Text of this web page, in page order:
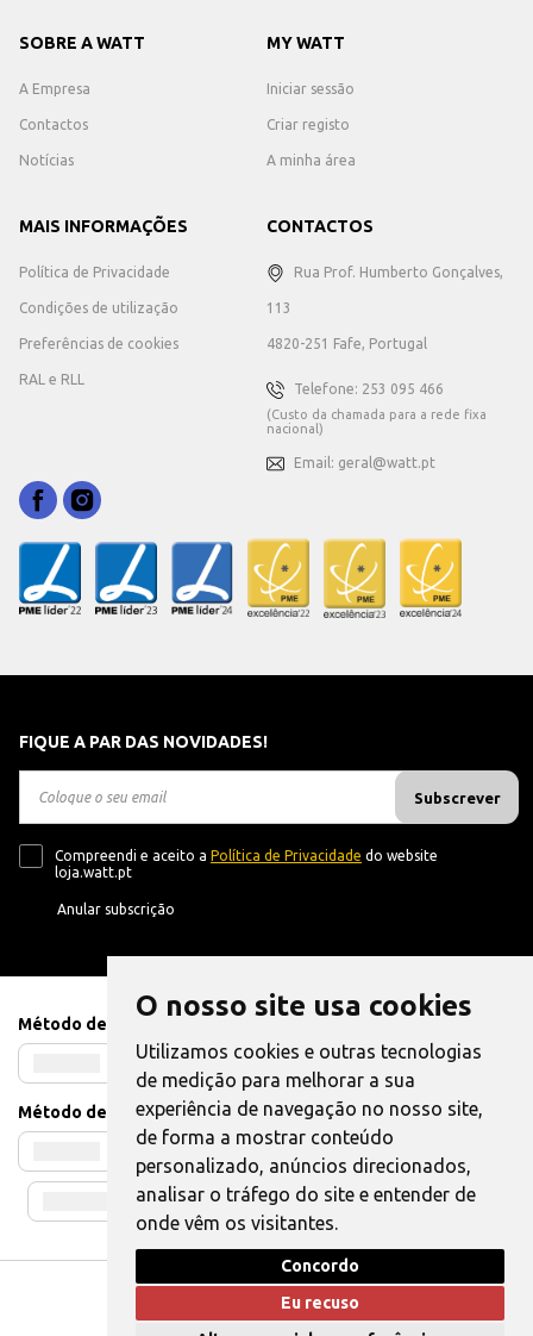
O nosso site usa cookies
Utilizamos cookies e outras tecnologias
de medição para melhorar a sua
experiência de navegação no nosso site,
de forma a mostrar conteúdo
personalizado, anúncios direcionados,
analisar o tráfego do site e entender de
onde vêm os visitantes.
Concordo
Eu recuso
SOBRE A WATT
A Empresa
Contactos
Notícias
MY WATT
Iniciar sessão
Criar registo
A minha área
MAIS INFORMAÇÕES
Política de Privacidade
Condições de utilização
Preferências de cookies
RAL e RLL
CONTACTOS
Rua Prof. Humberto Gonçalves,
113
4820-251 Fafe, Portugal
Telefone: 253 095 466
(Custo da chamada para a rede fixa
nacional)
Email: geral@watt.pt
FIQUE A PAR DAS NOVIDADES!
Subscrever
Compreendi e aceito a Política de Privacidade do website
loja.watt.pt
Anular subscrição
Método de Pagamento
Método de Envio
Livro de Reclamações | Também pode Elogiar
WATT © 2025. Todos os direitos reservados.